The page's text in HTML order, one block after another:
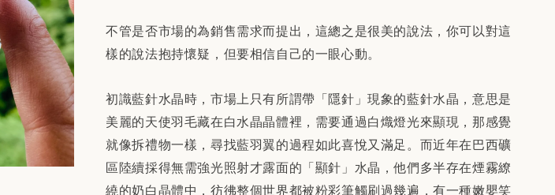
不管是否市場的為銷售需求而提出，這總之是很美的說法，你可以對這
樣的說法抱持懷疑，但要相信自己的一眼心動。
初識藍針水晶時，市場上只有所謂帶「隱針」現象的藍針水晶，意思是
美麗的天使羽毛藏在白水晶晶體裡，需要通過白熾燈光來顯現，那感覺
就像拆禮物一樣，尋找藍羽翼的過程如此喜悅又滿足。而近年在巴西礦
區陸續採得無需強光照射才露面的「顯針」水晶，他們多半存在煙霧繚
繞的奶白晶體中，彷彿整個世界都被粉彩筆觸刷過幾遍，有一種嫩嬰笑